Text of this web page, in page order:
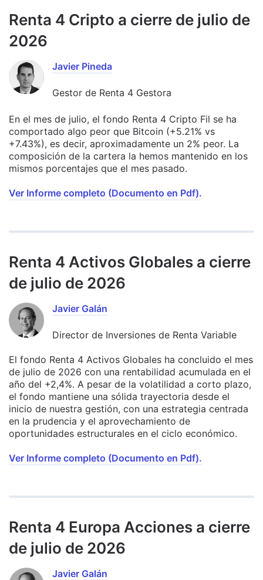
Renta 4 Cripto a cierre de julio de
2026
Javier Pineda
Gestor de Renta 4 Gestora
En el mes de julio, el fondo Renta 4 Cripto Fil se ha
comportado algo peor que Bitcoin (+5.21% vs
+7.43%), es decir, aproximadamente un 2% peor. La
composición de la cartera la hemos mantenido en los
mismos porcentajes que el mes pasado.
Ver Informe completo (Documento en Pdf).
Renta 4 Activos Globales a cierre
de julio de 2026
Javier Galán
Director de Inversiones de Renta Variable
El fondo Renta 4 Activos Globales ha concluido el mes
de julio de 2026 con una rentabilidad acumulada en el
año del +2,4%. A pesar de la volatilidad a corto plazo,
el fondo mantiene una sólida trayectoria desde el
inicio de nuestra gestión, con una estrategia centrada
en la prudencia y el aprovechamiento de
oportunidades estructurales en el ciclo económico.
Ver Informe completo (Documento en Pdf).
Renta 4 Europa Acciones a cierre
de julio de 2026
Javier Galán